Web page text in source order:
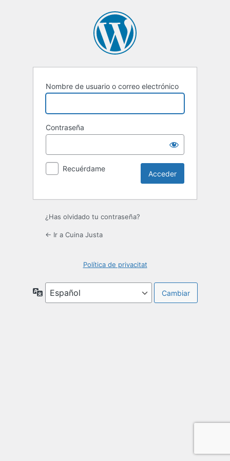
Nombre de usuario o correo electrónico
Contraseña
Recuérdame
¿Has olvidado tu contraseña?
← Ir a Cuina Justa
Política de privacitat
Idioma